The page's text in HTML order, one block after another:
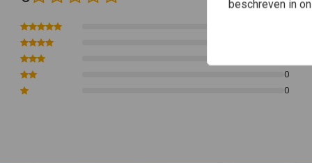
Midden: 6.5”
Stijging: 4,75”
Diameter: 1”
0
0
beschreven in